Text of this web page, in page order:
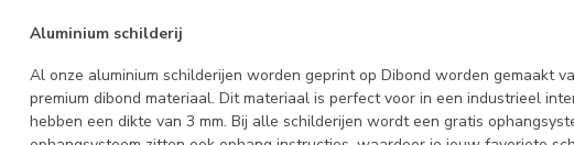
Aluminium schilderij
Al onze aluminium schilderijen worden geprint op Dibond worden gemaakt
premium dibond materiaal. Dit materiaal is perfect voor in een industrieel
hebben een dikte van 3 mm. Bij alle schilderijen wordt een gratis